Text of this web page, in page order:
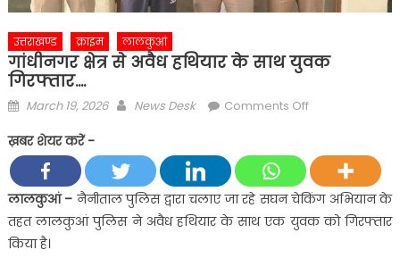
उत्तराखण्ड क्राइम लालकुआं
गांधीनगर क्षेत्र से अवैध हथियार के साथ युवक
गिरफ्तार….
Posted
March 19, 2026 Author
News Desk Comments Offon
से
अवैध
हथियार
के
ख़बर शेयर करें -
लालकुआं – नैनीताल पुलिस द्वारा चलाए जा रहे सघन चेकिंग अभियान के
तहत लालकुआं पुलिस ने अवैध हथियार के साथ एक युवक को गिरफ्तार
किया है।